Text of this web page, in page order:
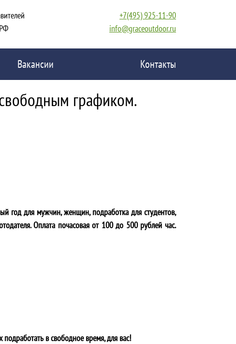
+7(495) 925-11-90
info@graceoutdoor.ru
Вакансии Контакты
графиком.
год для мужчин, женщин, подработка для студентов,
Оплата почасовая от 100 до 500 рублей час.
в свободное время, для вас!